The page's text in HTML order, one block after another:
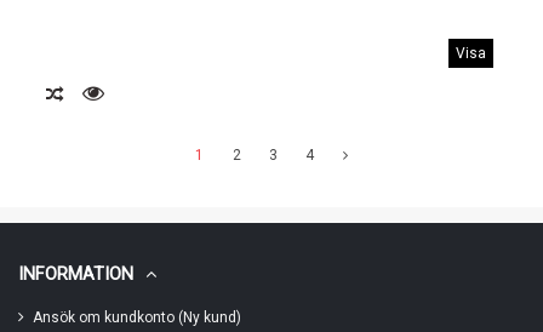
Visa
1 2 3 4
INFORMATION
Ansök om kundkonto (Ny kund)